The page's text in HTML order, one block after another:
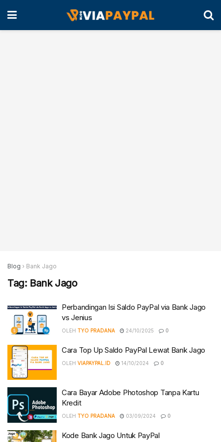
Blog › Bank Jago
Tag: Bank Jago
Perbandingan Isi Saldo PayPal via Bank Jago
vs Jenius
OLEH TYO PRADANA 24/10/2025 0
Cara Top Up Saldo PayPal Lewat Bank Jago
OLEH VIAPAYPAL.ID 14/10/2024 0
Cara Bayar Adobe Photoshop Tanpa Kartu
Kredit
OLEH TYO PRADANA 03/09/2024 0
Kode Bank Jago Untuk PayPal